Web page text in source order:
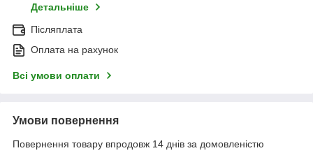
Детальніше
Післяплата
Оплата на рахунок
Всі умови оплати
Умови повернення
Повернення товару впродовж 14 днів за домовленістю